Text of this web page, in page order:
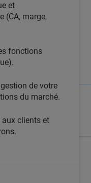
et
(CA, marge,
fonctions
de votre
du marché.
aux clients et